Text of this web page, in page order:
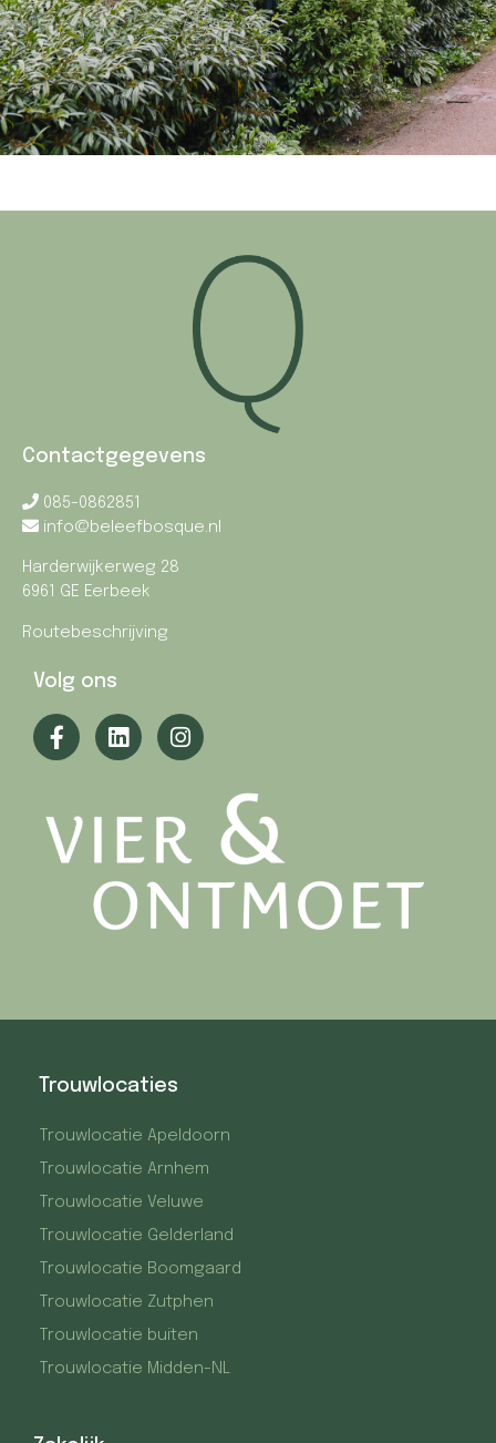
Contactgegevens
085-0862851
info@beleefbosque.nl
Harderwijkerweg 28
6961 GE Eerbeek
Routebeschrijving
Volg ons
Trouwlocaties
Trouwlocatie Apeldoorn
Trouwlocatie Arnhem
Trouwlocatie Veluwe
Trouwlocatie Gelderland
Trouwlocatie Boomgaard
Trouwlocatie Zutphen
Trouwlocatie buiten
Trouwlocatie Midden-NL